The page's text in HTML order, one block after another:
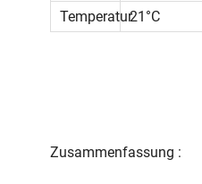
Temperatur21°C
Zusammenfassung :